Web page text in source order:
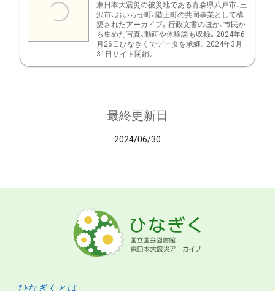
東日本大震災の被災地である青森県八戸市、三
沢市、おいらせ町、階上町の共同事業として構
築されたアーカイブ。行政文書のほか、市民か
ら集めた写真、動画や体験談も収録。2024年6
月26日ひなぎくでデータを承継。2024年3月
31日サイト閉鎖。
最終更新日
2024/06/30
ひなぎくとは